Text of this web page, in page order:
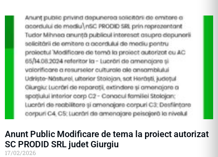
Anunt Public Modificare de tema la proiect autorizat
SC PRODID SRL judet Giurgiu
17/02/2026